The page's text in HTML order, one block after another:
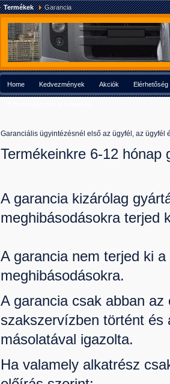
Termékek Garancia
Home Kedvezmények Akciók Elérhetőség
Garanciális ügyintézésnél első az ügyfél, az ügyfél
Termékeinkre 6-12 hónap
A garancia kizárólag
meghibásodásokra terjed
A garancia nem terjed ki
meghibásodásokra.
A garancia csak abban
szakszervízben történt és
másolatával igazolta.
Ha valamely alkatrész